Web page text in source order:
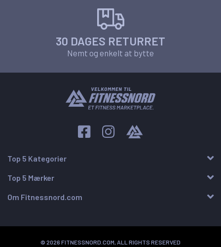
30 DAGES RETURRET
Nemt og enkelt at bytte
Top 5 Kategorier
Top 5 Mærker
Om Fitnessnord.com
© 2026 FITNESSNORD.COM, ALL RIGHTS RESERVED